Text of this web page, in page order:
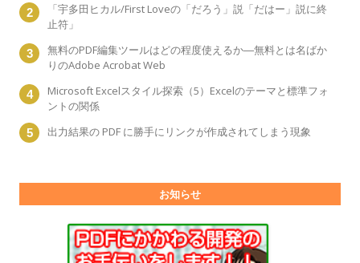
「宇多田ヒカル/First Loveの「だろう」説「だはー」説に終
止符」
無料のPDF編集ツールはどの程度使えるか―無料とは名ばか
りのAdobe Acrobat Web
Microsoft Excelスタイル探索（5）Excelのテーマと標準フォ
ントの関係
出力結果の PDF に勝手にリンクが作成されてしまう現象
お知らせ